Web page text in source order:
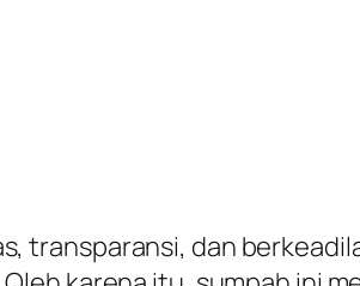
transparansi, dan